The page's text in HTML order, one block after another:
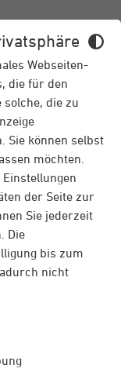
Webseiten-
die für den
die zu
Sie können selbst
möchten.
der Seite zur
Sie jederzeit
Die
bis zum
nicht
Bauzeit
bieten wir
für
Leistungen
an: die
die
senken wir